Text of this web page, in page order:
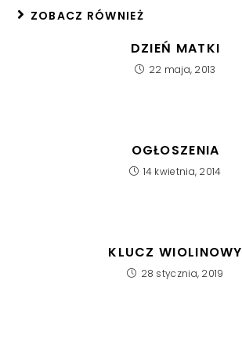
ZOBACZ RÓWNIEŻ
DZIEŃ MATKI
22 maja, 2013
OGŁOSZENIA
14 kwietnia, 2014
KLUCZ WIOLINOWY
28 stycznia, 2019